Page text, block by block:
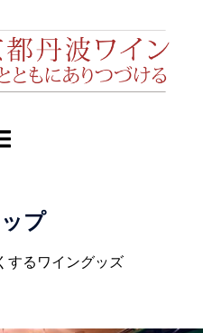
プ
するワイングッズ